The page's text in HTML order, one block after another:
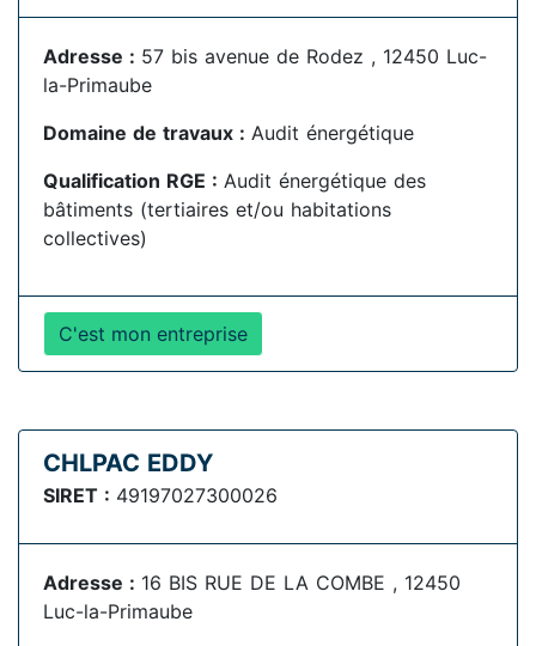
Adresse : 57 bis avenue de Rodez , 12450 Luc-
la-Primaube
Domaine de travaux : Audit énergétique
Qualification RGE : Audit énergétique des
bâtiments (tertiaires et/ou habitations
collectives)
C'est mon entreprise
CHLPAC EDDY
SIRET : 49197027300026
Adresse : 16 BIS RUE DE LA COMBE , 12450
Luc-la-Primaube